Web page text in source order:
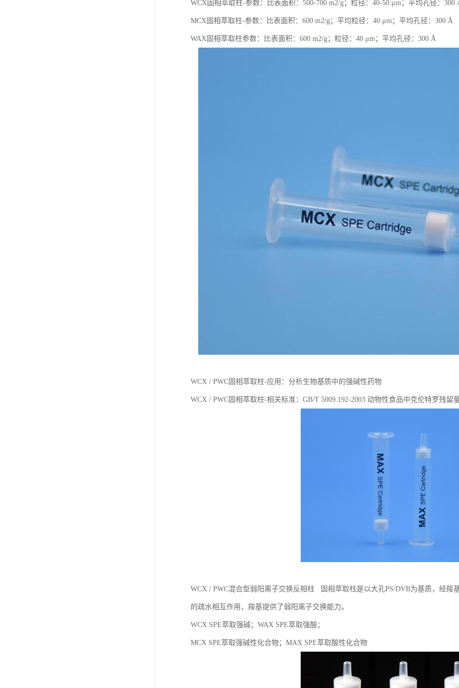
WCX固相萃取柱-参数：比表面积：500-700 m2/g；粒径：40-50 μm；平均孔径：300
MCX固相萃取柱-参数：比表面积：600 m2/g；平均粒径：40 μm；平均孔径：300 Å
WAX固相萃取柱参数：比表面积：600 m2/g；粒径：40 μm；平均孔径：300 Å
WCX / PWC固相萃取柱-应用：分析生物基质中的强碱性药物
WCX / PWC固相萃取柱-相关标准：GB/T 5009.192-2003 动物性⻝品中克伦特罗残留
WCX / PWC混合型弱阳离子交换反相柱 固相萃取柱是以大孔PS/DVB为基质，经羧
的疏水相互作用，羧基提供了弱阳离子交换能力。
WCX SPE萃取强碱；WAX SPE萃取强酸；
MCX SPE萃取强碱性化合物；MAX SPE萃取酸性化合物